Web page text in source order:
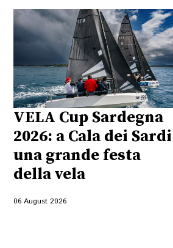
VELA Cup Sardegna
2026: a Cala dei Sardi
una grande festa
della vela
06 August 2026